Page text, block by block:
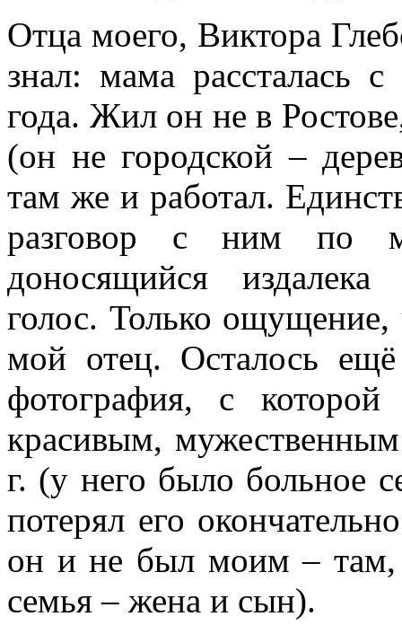
Отца моего, Виктора
знал: мама рассталась
года. Жил он не в
(он не городской –
там же и работал.
разговор с ним по
доносящийся
голос. Только ощущение,
мой отец. Осталось
фотография, с
красивым,
г. (у него было больное
потерял его
он и не был моим – там,
семья – жена и сын).